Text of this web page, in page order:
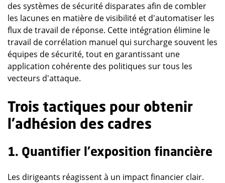
des systèmes de sécurité disparates afin de combler
les lacunes en matière de visibilité et d'automatiser les
flux de travail de réponse. Cette intégration élimine le
travail de corrélation manuel qui surcharge souvent les
équipes de sécurité, tout en garantissant une
application cohérente des politiques sur tous les
vecteurs d'attaque.
Trois tactiques pour obtenir
l'adhésion des cadres
1. Quantifier l'exposition financière
Les dirigeants réagissent à un impact financier clair.